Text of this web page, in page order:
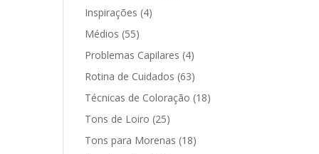
Inspirações (4)
Médios (55)
Problemas Capilares (4)
Rotina de Cuidados (63)
Técnicas de Coloração (18)
Tons de Loiro (25)
Tons para Morenas (18)